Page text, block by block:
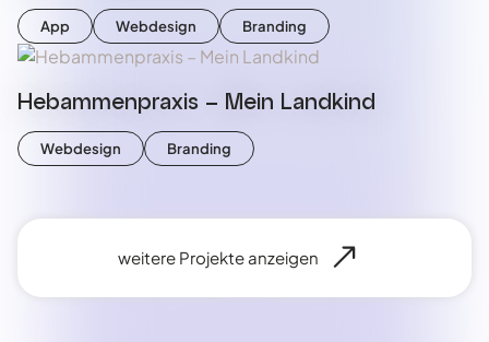
App Webdesign Branding
Hebammenpraxis – Mein Landkind
Webdesign Branding
weitere Projekte anzeigen